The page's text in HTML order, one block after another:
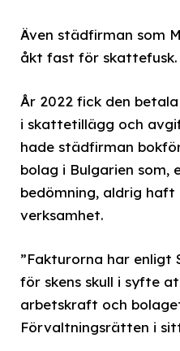
Även städfirman som
åkt fast för skattefusk.
År 2022 fick den
i skattetillägg och
hade städfirman
bolag i Bulgarien som,
bedömning, aldrig
verksamhet.
”Fakturorna har
för skens skull i syfte
arbetskraft och
Förvaltningsrätten i